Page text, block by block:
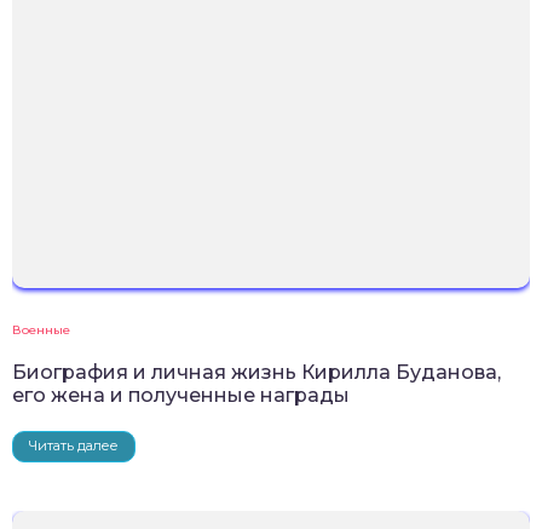
Военные
Биография и личная жизнь Кирилла Буданова,
его жена и полученные награды
Читать далее